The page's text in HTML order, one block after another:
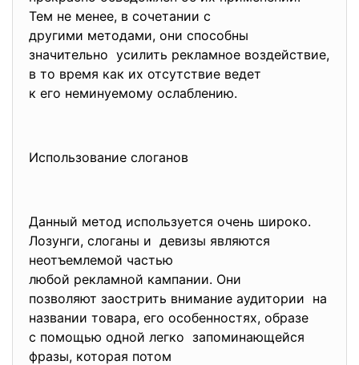
Тем не менее, в сочетании с
другими методами, они способны
значительно усилить рекламное воздействие,
в то время как их отсутствие ведет
к его неминуемому ослаблению.
Использование слоганов
Данный метод используется очень широко.
Лозунги, слоганы и девизы являются
неотъемлемой частью
любой рекламной кампании. Они
позволяют заострить внимание аудитории на
названии товара, его особенностях, образе
с помощью одной легко запоминающейся
фразы, которая потом